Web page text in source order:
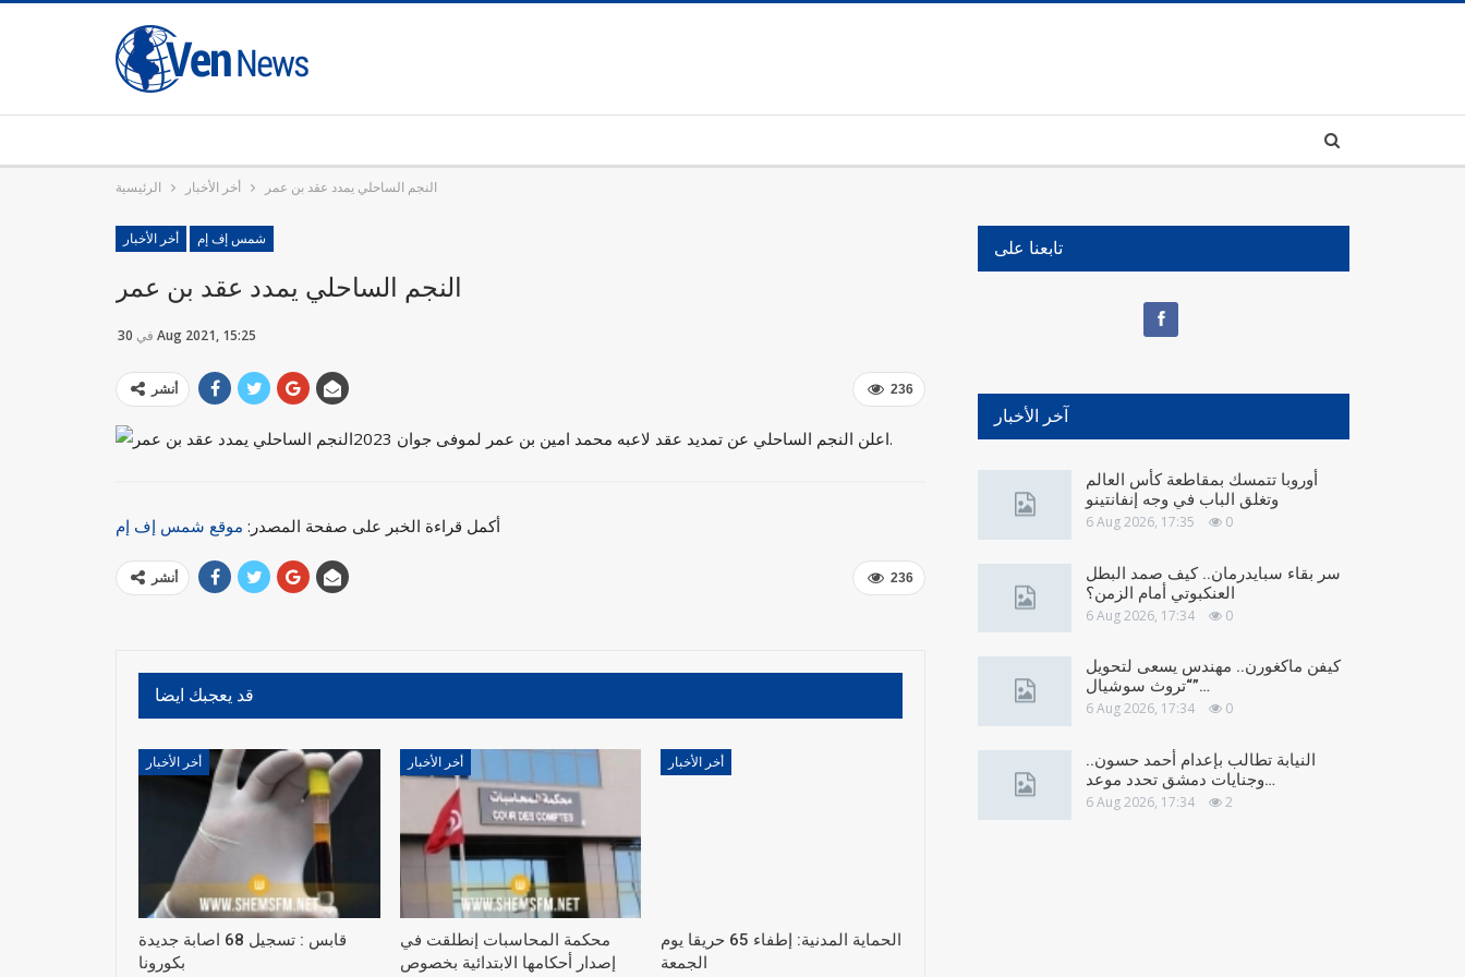
الرئيسية أخر الأخبار النجم الساحلي يمدد عقد بن عمر
أخر الأخبار شمس إف إم
النجم الساحلي يمدد عقد بن عمر
في 30 Aug 2021, 15:25
236 أنشر
اعلن النجم الساحلي عن تمديد عقد لاعبه محمد امين بن عمر لموفى جوان 2023.
أكمل قراءة الخبر على صفحة المصدر: موقع شمس إف إم
236 أنشر
قد يعجبك ايضا
أخر الأخبار
قابس : تسجيل 68 اصابة جديدة
بكورونا
أخر الأخبار
محكمة المحاسبات إنطلقت في
إصدار أحكامها الابتدائية بخصوص
أخر الأخبار
الحماية المدنية: إطفاء 65 حريقا يوم
الجمعة
تابعنا على
آخر الأخبار
أوروبا تتمسك بمقاطعة كأس العالم
وتغلق الباب في وجه إنفانتينو
6 Aug 2026, 17:35 0
سر بقاء سبايدرمان.. كيف صمد البطل
العنكبوتي أمام الزمن؟
6 Aug 2026, 17:34 0
كيفن ماكغورن.. مهندس يسعى لتحويل
“تروث سوشيال”…
6 Aug 2026, 17:34 0
النيابة تطالب بإعدام أحمد حسون..
وجنايات دمشق تحدد موعد…
6 Aug 2026, 17:34 2